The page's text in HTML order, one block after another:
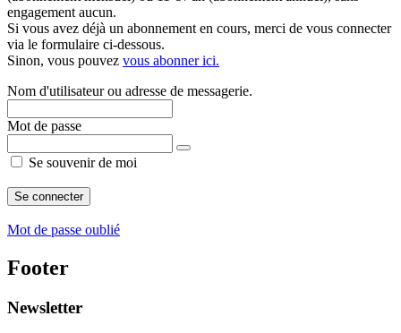
engagement aucun.
Si vous avez déjà un abonnement en cours, merci de vous connecter
via le formulaire ci-dessous.
Sinon, vous pouvez vous abonner ici.
Nom d'utilisateur ou adresse de messagerie.
Mot de passe
Se souvenir de moi
Mot de passe oublié
Footer
Newsletter